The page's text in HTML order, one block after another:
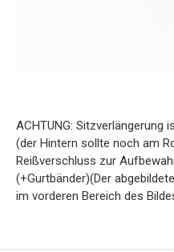
ACHTUNG:
(der Hintern sollte noch am
Reißverschluss zur
(+Gurtbänder)(Der
im vorderen Bereich des